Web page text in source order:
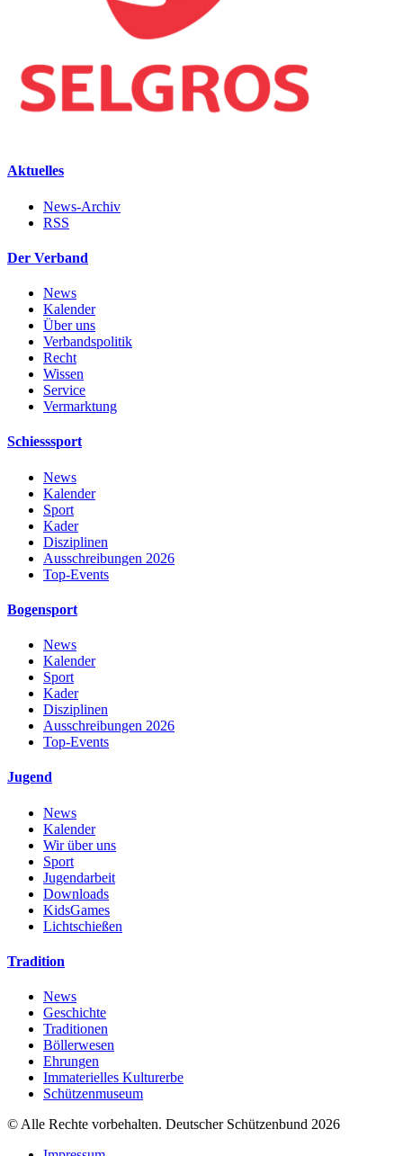
Aktuelles
News-Archiv
RSS
Der Verband
News
Kalender
Über uns
Verbandspolitik
Recht
Wissen
Service
Vermarktung
Schiesssport
News
Kalender
Sport
Kader
Disziplinen
Ausschreibungen 2026
Top-Events
Bogensport
News
Kalender
Sport
Kader
Disziplinen
Ausschreibungen 2026
Top-Events
Jugend
News
Kalender
Wir über uns
Sport
Jugendarbeit
Downloads
KidsGames
Lichtschießen
Tradition
News
Geschichte
Traditionen
Böllerwesen
Ehrungen
Immaterielles Kulturerbe
Schützenmuseum
© Alle Rechte vorbehalten. Deutscher Schützenbund 2026